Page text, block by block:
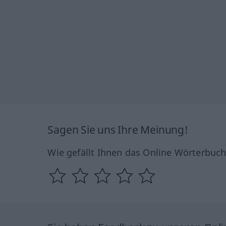
Sagen Sie uns Ihre Meinung!
Wie gefällt Ihnen das Online